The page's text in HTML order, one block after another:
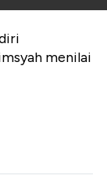
Lagi
menilai